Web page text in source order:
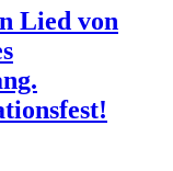
Lied von